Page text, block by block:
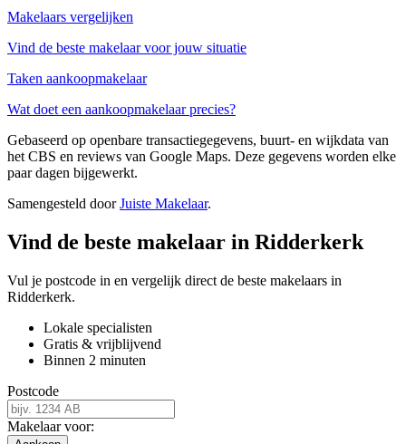
Makelaars vergelijken
Vind de beste makelaar voor jouw situatie
Taken aankoopmakelaar
Wat doet een aankoopmakelaar precies?
Gebaseerd op openbare transactiegegevens, buurt- en wijkdata van
het CBS en reviews van Google Maps. Deze gegevens worden elke
paar dagen bijgewerkt.
Samengesteld doorJuiste Makelaar.
Vind de beste makelaar in Ridderkerk
Vul je postcode in en vergelijk direct de beste makelaars in
Ridderkerk.
Lokale specialisten
Gratis & vrijblijvend
Binnen 2 minuten
Postcode
Makelaar voor: